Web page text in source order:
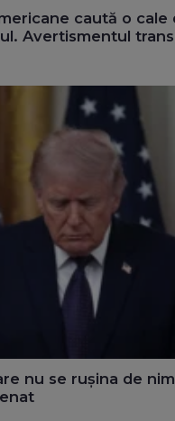
caută o cale
Avertismentul
nu se rușina de